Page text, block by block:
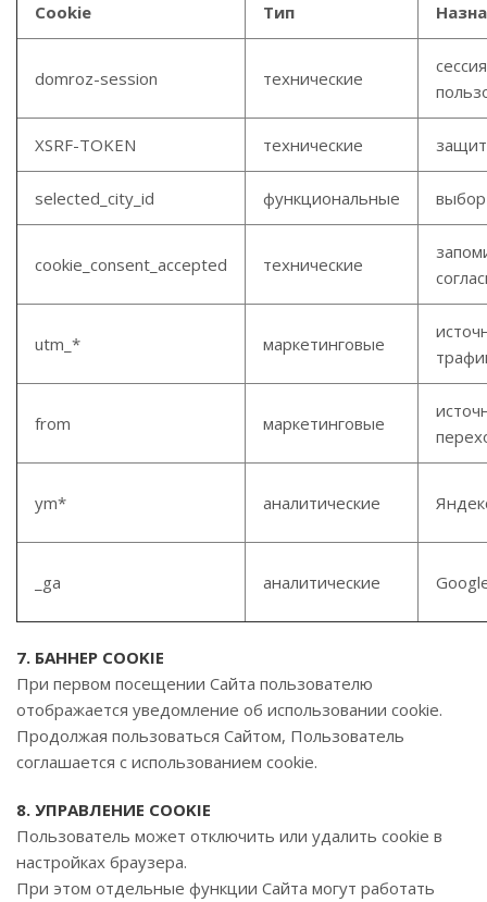
Cookie Тип
domroz-session технические
сессия
XSRF-TOKEN технические
selected_city_id функциональные
cookie_consent_accepted технические
utm_* маркетинговые
from маркетинговые
ym* аналитические
_ga аналитические
7. БАННЕР COOKIE
При первом посещении Сайта пользователю
отображается уведомление об использовании cookie.
Продолжая пользоваться Сайтом, Пользователь
соглашается с использованием cookie.
8. УПРАВЛЕНИЕ COOKIE
Пользователь может отключить или удалить cookie в
настройках браузера.
При этом отдельные функции Сайта могут работать